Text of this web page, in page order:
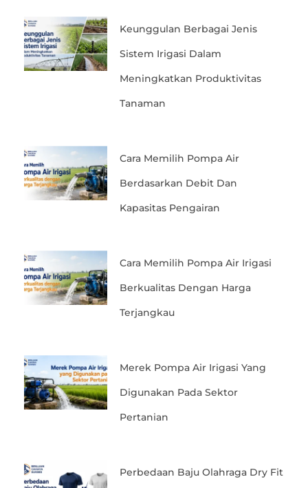
Keunggulan Berbagai Jenis
Sistem Irigasi Dalam
Meningkatkan Produktivitas
Tanaman
Cara Memilih Pompa Air
Berdasarkan Debit Dan
Kapasitas Pengairan
Cara Memilih Pompa Air Irigasi
Berkualitas Dengan Harga
Terjangkau
Merek Pompa Air Irigasi Yang
Digunakan Pada Sektor
Pertanian
Perbedaan Baju Olahraga Dry Fit